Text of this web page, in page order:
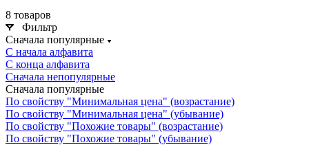
8 товаров
Фильтр
Сначала популярные
С начала алфавита
С конца алфавита
Сначала непопулярные
Сначала популярные
По свойству "Минимальная цена" (возрастание)
По свойству "Минимальная цена" (убывание)
По свойству "Похожие товары" (возрастание)
По свойству "Похожие товары" (убывание)